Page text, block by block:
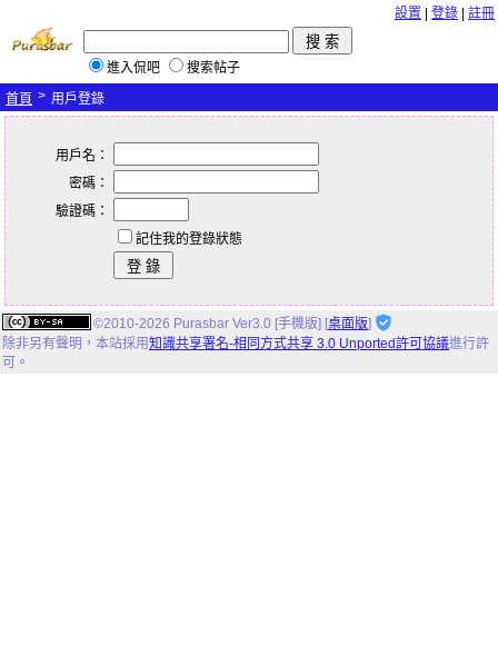
設置 登錄 註冊
進入侃吧
搜索帖子
首頁 > 用戶登錄
用戶名：
密碼：
驗證碼：
記住我的登錄狀態
©2010-2026 Purasbar Ver3.0 [手機版] [桌面版]
除非另有聲明， 本站採用知識共享署名-相同方式共享 3.0 Unported許可協議進行許
可。